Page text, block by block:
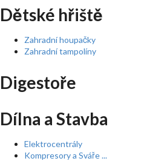
Dětské hřiště
Zahradní houpačky
Zahradní tampolíny
Digestoře
Dílna a Stavba
Elektrocentrály
Kompresory a Sváře ...